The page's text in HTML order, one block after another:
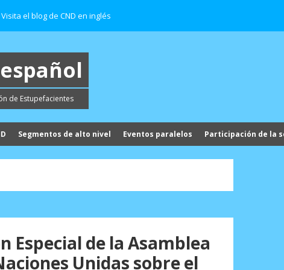
el blog de CND en inglés
de Estupefacientes
Segmentos de alto nivel Eventos paralelos Participación de la
Especial de la Asamblea
Unidas sobre el